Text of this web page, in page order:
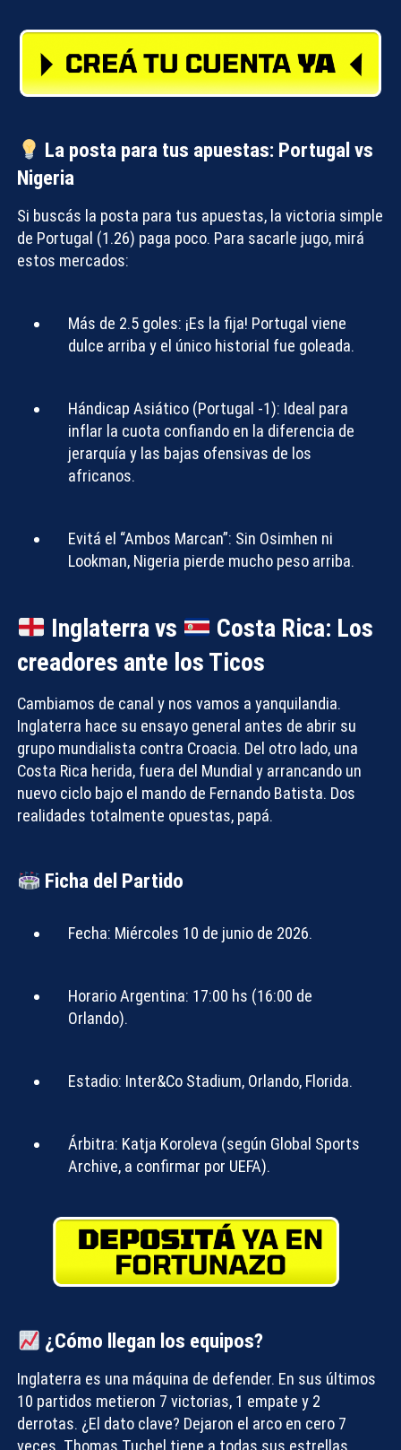
La posta para tus apuestas: Portugal vs
Nigeria
Si buscás la posta para tus apuestas, la victoria simple
de Portugal (1.26) paga poco. Para sacarle jugo, mirá
estos mercados:
Más de 2.5 goles: ¡Es la fija! Portugal viene
dulce arriba y el único historial fue goleada.
Hándicap Asiático (Portugal -1): Ideal para
inflar la cuota confiando en la diferencia de
jerarquía y las bajas ofensivas de los
africanos.
Evitá el “Ambos Marcan”: Sin Osimhen ni
Lookman, Nigeria pierde mucho peso arriba.
Inglaterra vs
Costa Rica: Los
creadores ante los Ticos
Cambiamos de canal y nos vamos a yanquilandia.
Inglaterra hace su ensayo general antes de abrir su
grupo mundialista contra Croacia. Del otro lado, una
Costa Rica herida, fuera del Mundial y arrancando un
nuevo ciclo bajo el mando de Fernando Batista. Dos
realidades totalmente opuestas, papá.
Ficha del Partido
Fecha: Miércoles 10 de junio de 2026.
Horario Argentina: 17:00 hs (16:00 de
Orlando).
Estadio: Inter&Co Stadium, Orlando, Florida.
Árbitra: Katja Koroleva (según Global Sports
Archive, a confirmar por UEFA).
¿Cómo llegan los equipos?
Inglaterra es una máquina de defender. En sus últimos
10 partidos metieron 7 victorias, 1 empate y 2
derrotas. ¿El dato clave? Dejaron el arco en cero 7
veces. Thomas Tuchel tiene a todas sus estrellas
Compartir con: